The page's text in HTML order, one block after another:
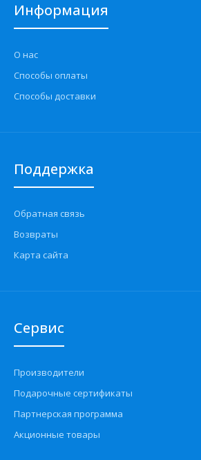
Информация
О нас
Способы оплаты
Способы доставки
Поддержка
Обратная связь
Возвраты
Карта сайта
Сервис
Производители
Подарочные сертификаты
Партнерская программа
Акционные товары